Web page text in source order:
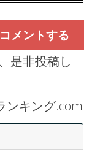
メントする
是非投稿し
ンキング.com